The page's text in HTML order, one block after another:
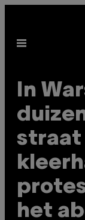
de Open
In
straat
het